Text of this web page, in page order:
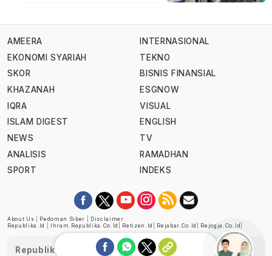
AMEERA
EKONOMI SYARIAH
SKOR
KHAZANAH
IQRA
ISLAM DIGEST
NEWS
ANALISIS
SPORT
INTERNASIONAL
TEKNO
BISNIS FINANSIAL
ESGNOW
VISUAL
ENGLISH
TV
RAMADHAN
INDEKS
About Us Pedoman Siber
Disclaimer
Republika.id
Ihram.republika.co.id Retizen.id Rejabar.co.id Rejogja.co.id
Republika telah diverifikasi oleh Dewan Pers